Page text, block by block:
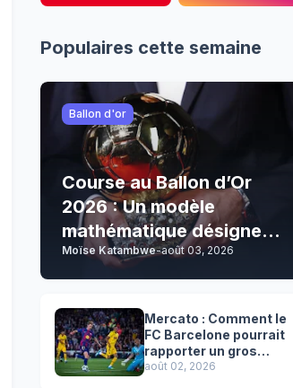
Populaires cette semaine
Ballon d'or
Course au Ballon d’Or
2026 : Un modèle
mathématique désigne
son grand favori !
Moïse Katambwe-août 03, 2026
Mercato : Comment le
FC Barcelone pourrait
rapporter un gros
chèque inespéré à l’OM
août 02, 2026